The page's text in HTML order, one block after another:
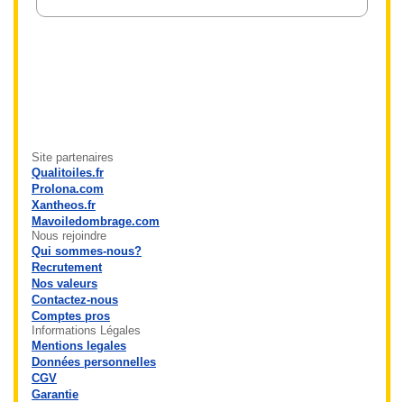
Site partenaires
Qualitoiles.fr
Prolona.com
Xantheos.fr
Mavoiledombrage.com
Nous rejoindre
Qui sommes-nous?
Recrutement
Nos valeurs
Contactez-nous
Comptes pros
Informations Légales
Mentions legales
Données personnelles
CGV
Garantie